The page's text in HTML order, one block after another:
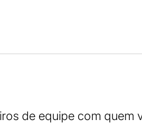
de equipe com quem